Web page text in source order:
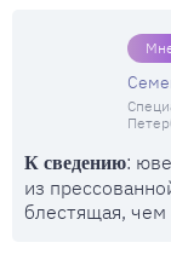
К сведению:
из
блестящая, чем